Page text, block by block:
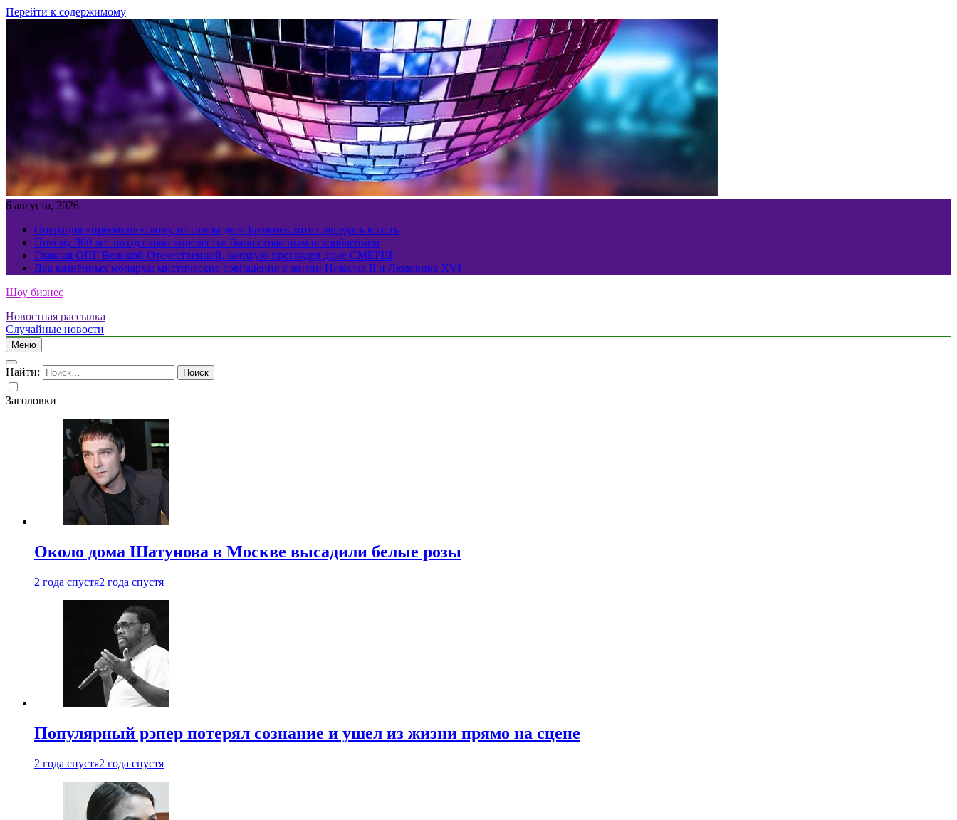
Перейти к содержимому
6 августа, 2026
Операция «преемник»: кому на самом деле Брежнев хотел передать власть
Почему 300 лет назад слово «прелесть» было страшным оскорблением
Главная ОПГ Великой Отечественной, которую проглядел даже СМЕРШ
Два казнённых монарха: мистические совпадения в жизни Николая II и Людовика XVI
Шоу бизнес
Новостная рассылка
Случайные новости
Меню
Найти:
Заголовки
Около дома Шатунова в Москве высадили белые розы
2 года спустя2 года спустя
Популярный рэпер потерял сознание и ушел из жизни прямо на сцене
2 года спустя2 года спустя